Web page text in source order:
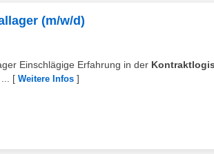
(m/w/d)
Einschlägige Erfahrung in der
[ Weitere Infos ]